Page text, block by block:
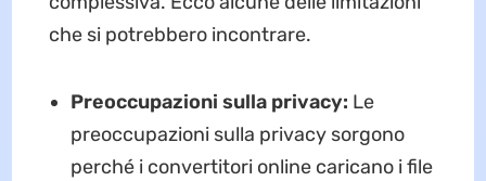
che si potrebbero incontrare.
Preoccupazioni sulla privacy: Le
preoccupazioni sulla privacy sorgono
perché i convertitori online caricano i file